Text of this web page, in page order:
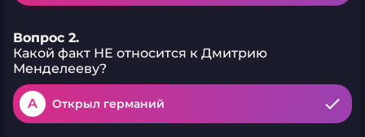
Вопрос 2.
Какой факт НЕ относится к Дмитрию
Менделееву?
A Открыл германий